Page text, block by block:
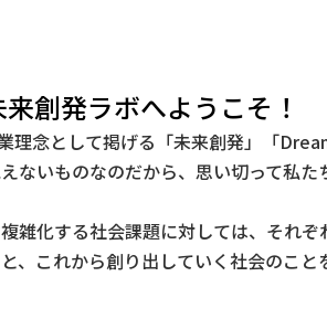
来創発ラボへようこそ！
理念として掲げる「未来創発」「
ないものなのだから、思い切って私
雑化する社会課題に対しては、それぞ
、これから創り出していく社会のこ